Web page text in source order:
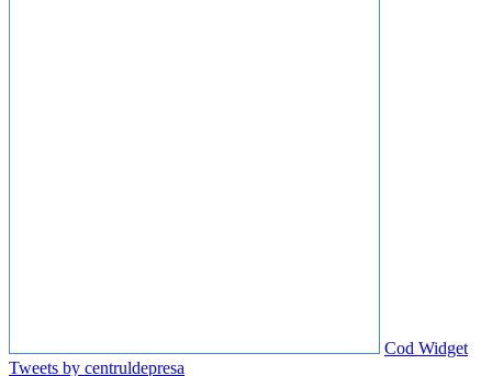
Cod Widget
Tweets by centruldepresa